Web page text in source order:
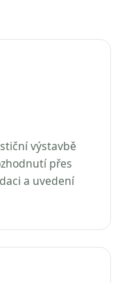
výstavbě
přes
a uvedení